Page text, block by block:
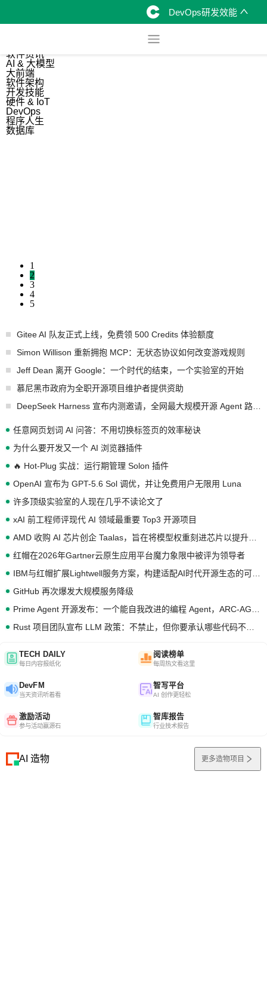
DevOps研发效能
软件资讯
AI & 大模型
大前端
软件架构
开发技能
硬件 & IoT
DevOps
程序人生
数据库
1
2
3
4
5
Gitee AI 队友正式上线，免费领 500 Credits 体验额度
Simon Willison 重新拥抱 MCP：无状态协议如何改变游戏规则
Jeff Dean 离开 Google：一个时代的结束，一个实验室的开始
慕尼黑市政府为全职开源项目维护者提供资助
任意网页划词 AI 问答：不用切换标签页的效率秘诀
为什么要开发又一个 AI 浏览器插件
🔥 Hot-Plug 实战：运行期管理 Solon 插件
OpenAI 宣布为 GPT-5.6 Sol 调优，并让免费用户无限用 Luna
许多顶级实验室的人现在几乎不读论文了
xAI 前工程师评现代 AI 领域最重要 Top3 开源项目
红帽在2026年Gartner云原生应用平台魔力象限中被评为领导者
GitHub 再次爆发大规模服务降级
TECH DAILY
每日内容报纸化
阅读榜单
每周热文看这里
DevFM
当天资讯听着看
智写平台
AI 创作更轻松
激励活动
参与活动赢源石
智库报告
行业技术报告
AI 造物 更多造物项目